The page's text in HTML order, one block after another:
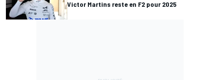
Victor Martins reste en F2 pour 2025